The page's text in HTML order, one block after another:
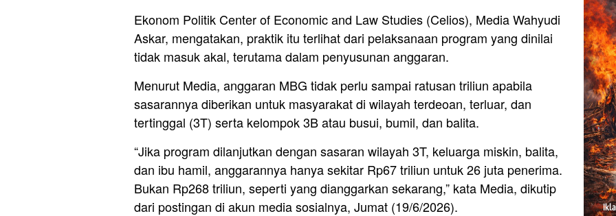
Ekonom Politik Center of Economic and Law Studies (Celios), Media Wahyudi
Askar, mengatakan, praktik itu terlihat dari pelaksanaan program yang dinilai
tidak masuk akal, terutama dalam penyusunan anggaran.
Menurut Media, anggaran MBG tidak perlu sampai ratusan triliun apabila
sasarannya diberikan untuk masyarakat di wilayah terdeoan, terluar, dan
tertinggal (3T) serta kelompok 3B atau busui, bumil, dan balita.
“Jika program dilanjutkan dengan sasaran wilayah 3T, keluarga miskin, balita,
dan ibu hamil, anggarannya hanya sekitar Rp67 triliun untuk 26 juta penerima.
Bukan Rp268 triliun, seperti yang dianggarkan sekarang,” kata Media, dikutip
dari postingan di akun media sosialnya, Jumat (19/6/2026).